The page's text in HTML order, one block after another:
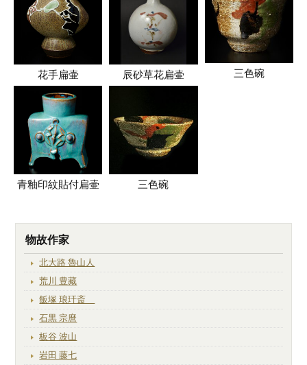
花手扁壷 辰砂草花扁壷 三色碗
青釉印紋貼付扁壷 三色碗
物故作家
北大路 魯山人
荒川 豊藏
飯塚 琅玕斎
石黒 宗麿
板谷 波山
岩田 藤七